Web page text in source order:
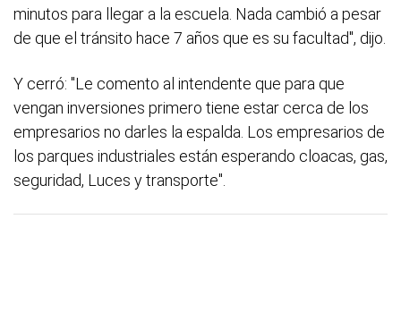
minutos para llegar a la escuela. Nada cambió a pesar
de que el tránsito hace 7 años que es su facultad", dijo.
Y cerró: "Le comento al intendente que para que
vengan inversiones primero tiene estar cerca de los
empresarios no darles la espalda. Los empresarios de
los parques industriales están esperando cloacas, gas,
seguridad, Luces y transporte".